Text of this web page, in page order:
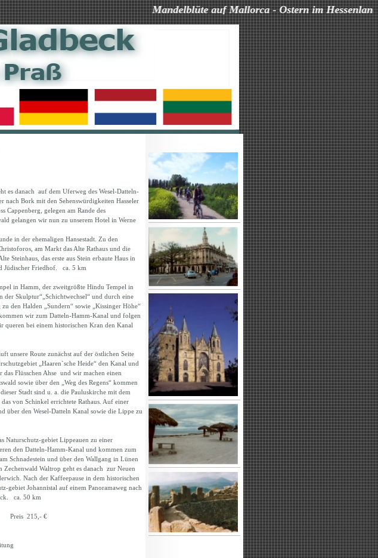
Mandelblüte auf Mallorca - Ostern im Hessenland -
es danach auf dem Uferweg des Wesel-Datteln-
nach Bork mit den Sehenswürdigkeiten Hasseler
Cappenberg, gelegen am Rande des
gelangen wir nun zu unserem Hotel in Werne
in der ehemaligen Hansestadt. Zu den
am Markt das Alte Rathaus und die
Steinhaus, das erste aus Stein erbaute Haus in
Jüdischer Friedhof. ca. 5 km
in Hamm, der zweitgrößte Hindu Tempel in
Skulptur“„Schichtwechsel“ und durch eine
den Halden „Sundern“ sowie „Kissinger Höhe“
wir zum Datteln-Hamm-Kanal und folgen
bei einem historischen Kran den Kanal
unsere Route zunächst auf der östlichen Seite
„Haaren`sche Heide“ den Kanal und
Flüsschen Ahse und wir machen einen
sowie über den „Weg des Regens“ kommen
Stadt sind u. a. die Pauluskirche mit dem
von Schinkel errichtete Rathaus. Auf einer
über den Wesel-Datteln Kanal sowie die Lippe zu
Naturschutz-gebiet Lippeauen zu einer
den Datteln-Hamm-Kanal und kommen zum
Schnadestein und über den Wallgang in Lünen
Waltrop geht es danach zur Neuen
Nach der Kaffeepause in dem historischen
gebiet Johannistal auf einem Panoramaweg nach
ca. 50 km
€